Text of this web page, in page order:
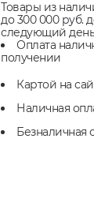
Товары из
до 300 000 руб.
следующий
Оплата
получении
Картой на
Наличная
Безналичная